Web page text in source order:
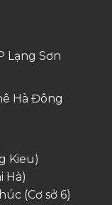
Lạng Sơn
Hà Đông
Kieu)
Hà)
(Cơ sở 6)